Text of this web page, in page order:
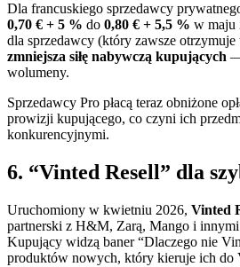
Dla francuskiego sprzedawcy
0,70 € + 5 % do 0,80 € + 5,5 % w maju
dla sprzedawcy (który zawsze
zmniejsza siłę nabywczą kupujących
wolumeny.
Sprzedawcy Pro płacą teraz obniżone
prowizji kupującego, co czyni ich
konkurencyjnymi.
6. “Vinted Resell” dla
Uruchomiony w kwietniu 2026, Vinted
partnerski z H&M, Zarą, Mango i
Kupujący widzą baner “Dlaczego nie
produktów nowych, który kieruje ich do